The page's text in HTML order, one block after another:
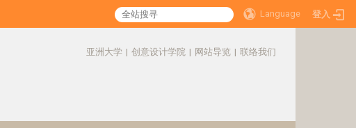
Language 登入
亚洲大学 | 创意设计学院 | 网站导览 | 联络我们